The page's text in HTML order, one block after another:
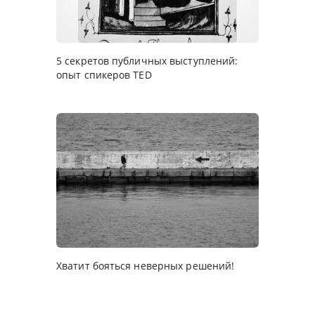
5 секретов публичных выступлений:
опыт спикеров TED
Хватит бояться неверных решений!